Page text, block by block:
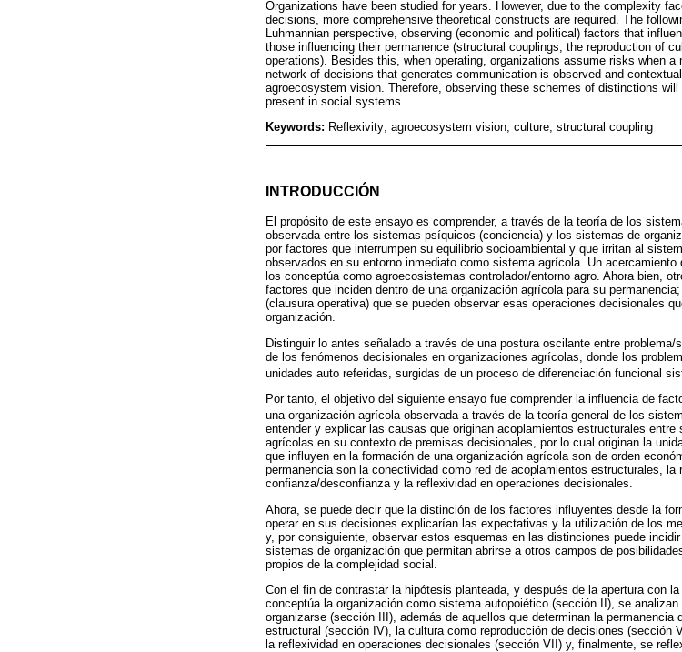
Organizations have been studied for years. However, due to the complexity
decisions, more comprehensive theoretical constructs are required. The
Luhmannian perspective, observing (economic and political) factors that
those influencing their permanence (structural couplings, the reproduction of
operations). Besides this, when operating, organizations assume risks when
network of decisions that generates communication is observed and
agroecosystem vision. Therefore, observing these schemes of distinctions
present in social systems.
Keywords: Reflexivity; agroecosystem vision; culture; structural coupling
INTRODUCCIÓN
El propósito de este ensayo es comprender, a través de la teoría de los
observada entre los sistemas psíquicos (conciencia) y los sistemas de
por factores que interrumpen su equilibrio socioambiental y que irritan al
observados en su entorno inmediato como sistema agrícola. Un
los conceptúa como agroecosistemas controlador/entorno agro. Ahora bien,
factores que inciden dentro de una organización agrícola para su
(clausura operativa) que se pueden observar esas operaciones decisionales
organización.
Distinguir lo antes señalado a través de una postura oscilante entre
de los fenómenos decisionales en organizaciones agrícolas, donde los
unidades auto referidas, surgidas de un proceso de diferenciación funcional
Por tanto, el objetivo del siguiente ensayo fue comprender la influencia de
una organización agrícola observada a través de la teoría general de los
entender y explicar las causas que originan acoplamientos estructurales
agrícolas en su contexto de premisas decisionales, por lo cual originan la
que influyen en la formación de una organización agrícola son de orden
permanencia son la conectividad como red de acoplamientos estructurales,
confianza/desconfianza y la reflexividad en operaciones decisionales.
Ahora, se puede decir que la distinción de los factores influyentes desde la
operar en sus decisiones explicarían las expectativas y la utilización de los
y, por consiguiente, observar estos esquemas en las distinciones puede
sistemas de organización que permitan abrirse a otros campos de
propios de la complejidad social.
Con el fin de contrastar la hipótesis planteada, y después de la apertura con
conceptúa la organización como sistema autopoiético (sección II), se
organizarse (sección III), además de aquellos que determinan la permanencia
estructural (sección IV), la cultura como reproducción de decisiones (sección
la reflexividad en operaciones decisionales (sección VII) y, finalmente, se